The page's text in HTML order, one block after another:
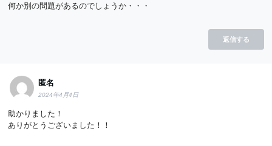
何か別の問題があるのでしょうか・・・
返信する
匿名
2024年4月4日
助かりました！
ありがとうございました！！